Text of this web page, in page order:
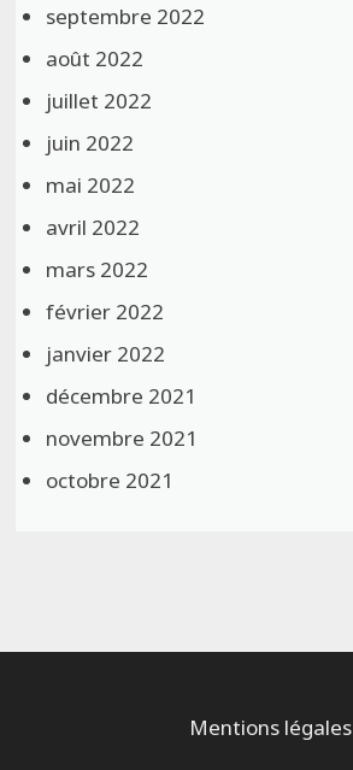
septembre 2022
août 2022
juillet 2022
juin 2022
mai 2022
avril 2022
mars 2022
février 2022
janvier 2022
décembre 2021
novembre 2021
octobre 2021
Mentions légales